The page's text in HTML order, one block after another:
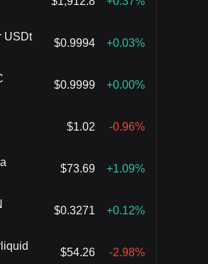
USDt $0.9994 +0.03%
$0.9999 +0.00%
$1.02 -0.96%
$73.69 +1.09%
$0.3271 +0.12%
$54.26 -2.98%